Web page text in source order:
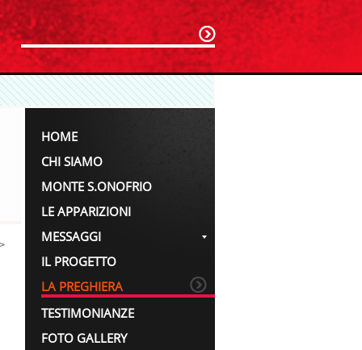
HOME
CHI SIAMO
MONTE S.ONOFRIO
LE APPARIZIONI
MESSAGGI
IL PROGETTO
LA PREGHIERA
TESTIMONIANZE
FOTO GALLERY